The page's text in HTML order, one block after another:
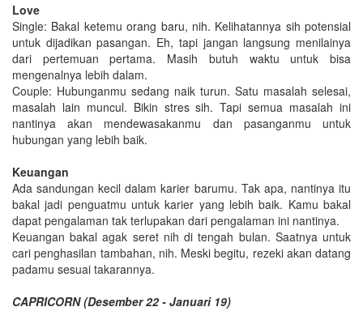
Love
Single: Bakal ketemu orang baru, nih. Kelihatannya sih potensial
untuk dijadikan pasangan. Eh, tapi jangan langsung menilainya
dari pertemuan pertama. Masih butuh waktu untuk bisa
mengenalnya lebih dalam.
Couple: Hubunganmu sedang naik turun. Satu masalah selesai,
masalah lain muncul. Bikin stres sih. Tapi semua masalah ini
nantinya akan mendewasakanmu dan pasanganmu untuk
hubungan yang lebih baik.
Keuangan
Ada sandungan kecil dalam karier barumu. Tak apa, nantinya itu
bakal jadi penguatmu untuk karier yang lebih baik. Kamu bakal
dapat pengalaman tak terlupakan dari pengalaman ini nantinya.
Keuangan bakal agak seret nih di tengah bulan. Saatnya untuk
cari penghasilan tambahan, nih. Meski begitu, rezeki akan datang
padamu sesuai takarannya.
CAPRICORN (Desember 22 - Januari 19)